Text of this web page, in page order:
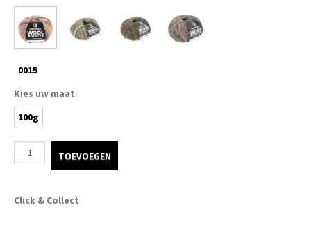
0015
Kies uw maat
100g
TOEVOEGEN
Click & Collect